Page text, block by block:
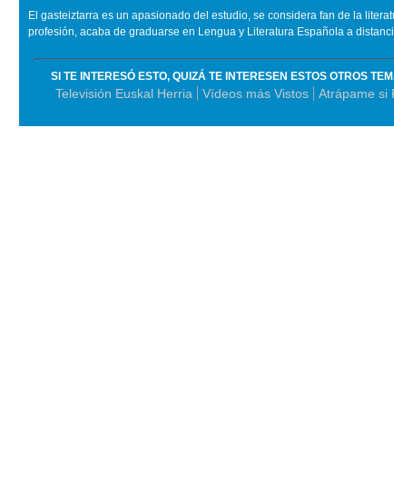
El gasteiztarra es un apasionado del estudio, se considera fan de la
profesión, acaba de graduarse en Lengua y Literatura Española a
SI TE INTERESÓ ESTO, QUIZÁ TE INTERESEN ESTOS OTROS
Televisión Euskal Herria Vídeos más Vistos Atrápame si